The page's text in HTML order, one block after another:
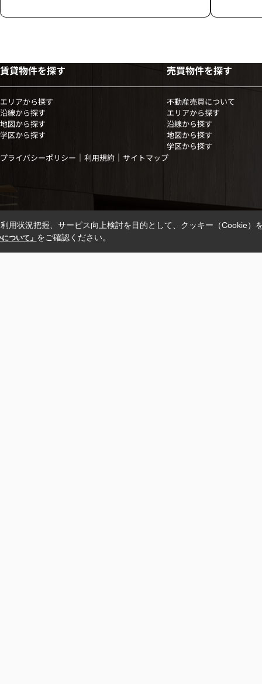
賃貸物件を探す
エリアから探す
沿線から探す
地図から探す
学区から探す
売買物件を探す
不動産売買について
エリアから探す
沿線から探す
地図から探す
学区から探す
プライバシーポリシー ｜ 利用規約 ｜ サイトマップ
用状況把握、サービス向上検討を目的として、クッキー（Cookie）
ついて」 をご確認ください。